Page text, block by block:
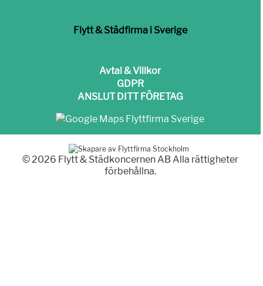
Flytt & Städfirma i Sverige
Avtal & Villkor
GDPR
ANSLUT DITT FÖRETAG
© 2026 Flytt & Städkoncernen AB Alla rättigheter
förbehållna.